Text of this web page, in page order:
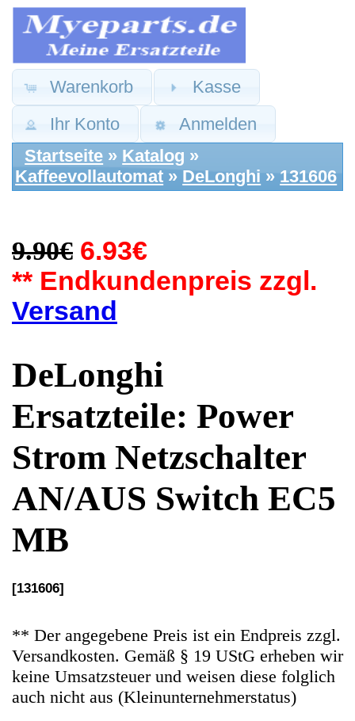
Warenkorb
Kasse
Ihr Konto
Anmelden
»
Kaffeevollautomat» DeLonghi» 131606
9.90€ 6.93€
DeLonghi
Ersatzteile: Power
Strom Netzschalter
AN/AUS Switch EC5
MB
[131606]
** Der angegebene Preis ist ein Endpreis zzgl.
Versandkosten. Gemäß § 19 UStG erheben wir
keine Umsatzsteuer und weisen diese folglich
auch nicht aus (Kleinunternehmerstatus)
Ersatzteile Gebrauchteware
Original Ersatzteil: Power Strom Netzschalter